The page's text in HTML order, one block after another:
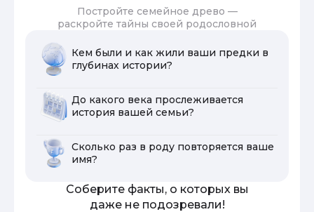
Постройте семейное древо —
раскройте тайны своей родословной
Кем были и как жили ваши предки в
глубинах истории?
До какого века прослеживается
история вашей семьи?
Сколько раз в роду повторяется ваше
имя?
Соберите факты, о которых вы
даже не подозревали!